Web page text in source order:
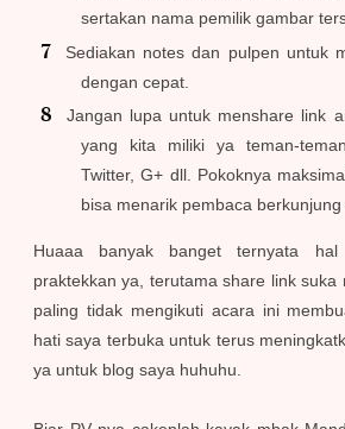
sertakan nama pemilik gambar
Sediakan notes dan pulpen untuk
dengan cepat.
Jangan lupa untuk menshare link
yang kita miliki ya teman-
Twitter, G+ dll. Pokoknya
bisa menarik pembaca
Huaaa banyak banget ternyata
praktekkan ya, terutama share link suka
paling tidak mengikuti acara ini
hati saya terbuka untuk terus
ya untuk blog saya huhuhu.